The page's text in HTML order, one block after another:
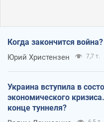
Когда закончится война?
Юрий Христензен 7,7 т.
Украина вступила в
экономического
конце туннеля?